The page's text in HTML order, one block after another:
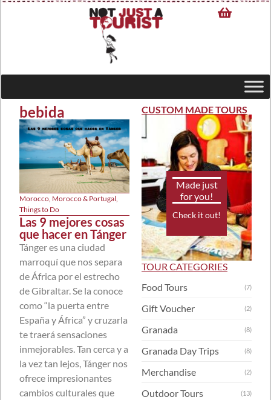
bebida
Morocco Morocco & Portugal
Things to Do
Las 9 mejores cosas
que hacer en Tánger
Tánger es una ciudad
marroquí que nos separa
de África por el estrecho
de Gibraltar. Se la conoce
como “la puerta entre
España y África” y cruzarla
te traerá sensaciones
inmejorables. Tan cerca y a
la vez tan lejos, Tánger nos
ofrece impresionantes
cambios culturales que
CUSTOM MADE TOURS
Made just
for you!
Check it out!
TOUR CATEGORIES
Food Tours
(7)
Gift Voucher (2)
Granada (8)
Granada Day Trips (8)
Merchandise (2)
Outdoor Tours (13)